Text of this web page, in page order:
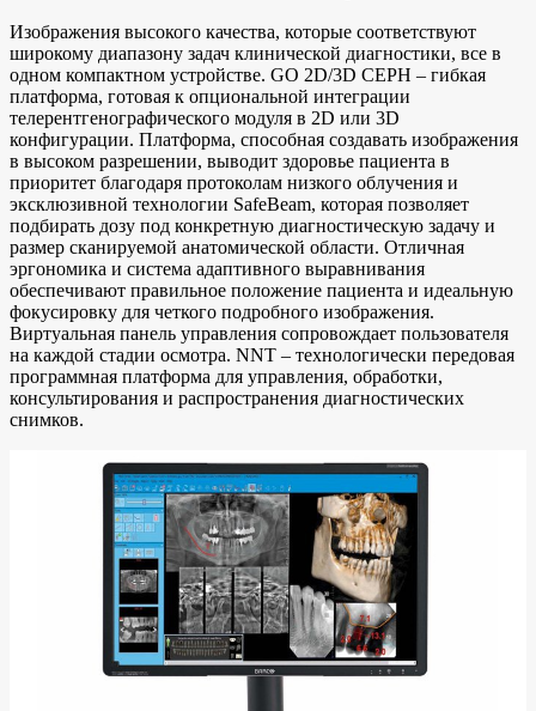
Изображения высокого качества, которые соответствуют
широкому диапазону задач клинической диагностики, все в
одном компактном устройстве. GO 2D/3D CEPH – гибкая
платформа, готовая к опциональной интеграции
телерентгенографического модуля в 2D или 3D
конфигурации. Платформа, способная создавать изображения
в высоком разрешении, выводит здоровье пациента в
приоритет благодаря протоколам низкого облучения и
эксклюзивной технологии SafeBeam, которая позволяет
подбирать дозу под конкретную диагностическую задачу и
размер сканируемой анатомической области. Отличная
эргономика и система адаптивного выравнивания
обеспечивают правильное положение пациента и идеальную
фокусировку для четкого подробного изображения.
Виртуальная панель управления сопровождает пользователя
на каждой стадии осмотра. NNT – технологически передовая
программная платформа для управления, обработки,
консультирования и распространения диагностических
снимков.